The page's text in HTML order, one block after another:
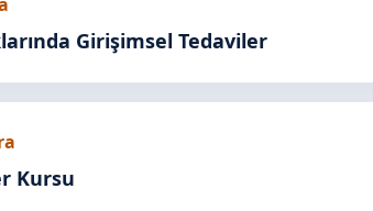
Girişimsel Tedaviler
Kursu